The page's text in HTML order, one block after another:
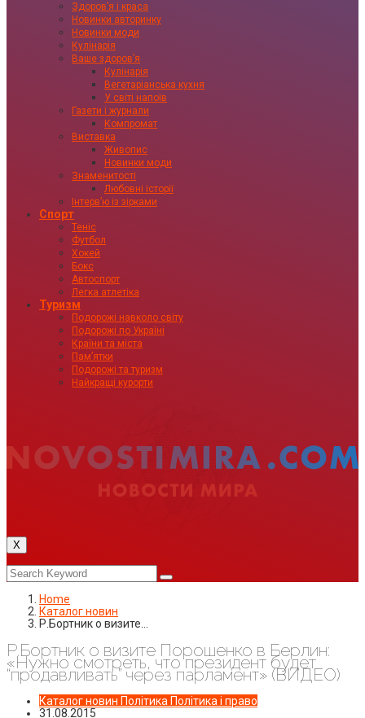
Здоровʼя і краса
Новинки авторинку
Новинки моди
Кулінарія
Ваше здоровʼя
Кулінарія
Вегетаріанська кухня
У світі напоїв
Газети і журнали
Компромат
Виставка
Живопис
Новинки моди
Знаменитості
Любовні історії
Інтервʼю із зірками
Спорт
Теніс
Футбол
Хокей
Бокс
Автоспорт
Легка атлетіка
Туризм
Подорожі навколо світу
Подорожі по Україні
Країни та міста
Пам’ятки
Подорожі та туризм
Найкращі курорти
X
Home
Каталог новин
Р.Бортник о визите…
Р.Бортник о визите Порошенко в Берлин:
«Нужно смотреть, что президент будет
“продавливать” через парламент» (ВИДЕО)
Каталог новин Політика Політика і право
31.08.2015